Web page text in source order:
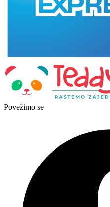
Povežimo se